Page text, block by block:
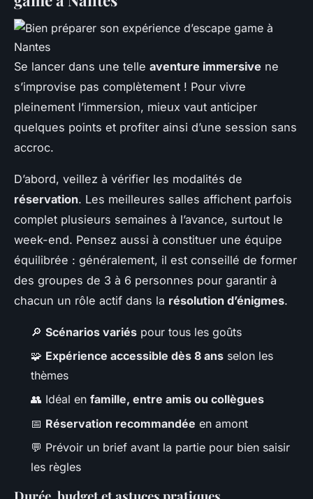
Se lancer dans une telle aventure immersive ne
s’improvise pas complètement ! Pour vivre
pleinement l’immersion, mieux vaut anticiper
quelques points et profiter ainsi d’une session sans
accroc.
D’abord, veillez à vérifier les modalités de
réservation. Les meilleures salles affichent parfois
complet plusieurs semaines à l’avance, surtout le
week-end. Pensez aussi à constituer une équipe
équilibrée : généralement, il est conseillé de former
des groupes de 3 à 6 personnes pour garantir à
chacun un rôle actif dans la résolution d’énigmes.
🔎 Scénarios variés pour tous les goûts
🧩 Expérience accessible dès 8 ans selon les
thèmes
👥 Idéal en famille, entre amis ou collègues
📅 Réservation recommandée en amont
💬 Prévoir un brief avant la partie pour bien saisir
les règles